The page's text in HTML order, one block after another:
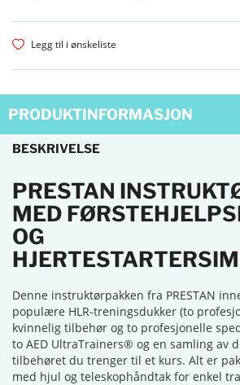
Legg til i ønskeliste
PRODUKTINFORMASJON
BESKRIVELSE
PRESTAN
MED
OG
Denne instruktørpakken fra PRESTAN
populære HLR-treningsdukker (to
kvinnelig tilbehør og to profesjonelle
to AED UltraTrainers® og en samling av
tilbehøret du trenger til et kurs. Alt er
med hjul og teleskophåndtak for enkel